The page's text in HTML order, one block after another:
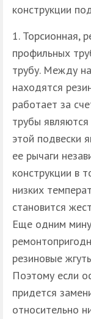
конструкции
Торсионная,
профильных
трубу. Между
находятся
работает за
трубы
этой подвески
ее рычаги
конструкции в
низких
становится
Еще одним
резиновые
Поэтому если
придется
относительно